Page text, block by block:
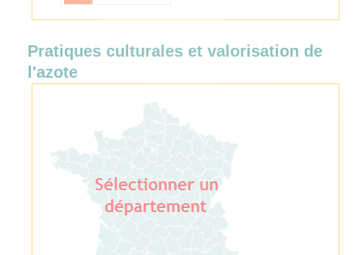
Pratiques culturales et valorisation de
l'azote